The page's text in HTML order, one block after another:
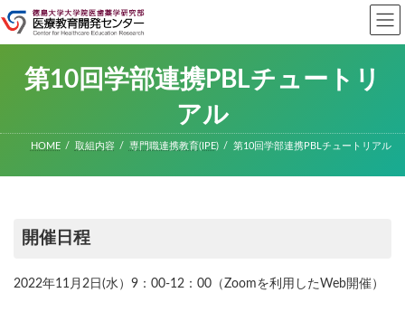
ン
ッ
ビ
移
第10回学部連携PBLチュートリ
アル
HOME 取組内容 専門職連携教育(IPE) 第10回学部連携PBLチュートリアル
開催日程
2022年11月2日(水）9：00-12：00（Zoomを利用したWeb開催）